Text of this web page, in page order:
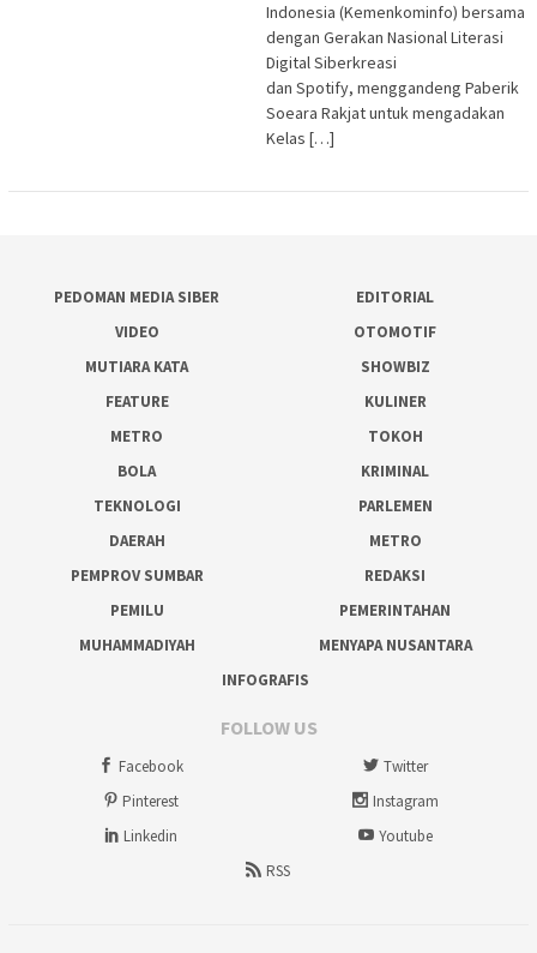
Indonesia (Kemenkominfo) bersama
dengan Gerakan Nasional Literasi
Digital Siberkreasi
dan Spotify, menggandeng Paberik
Soeara Rakjat untuk mengadakan
Kelas […]
PEDOMAN MEDIA SIBER
EDITORIAL
VIDEO
OTOMOTIF
MUTIARA KATA
SHOWBIZ
FEATURE
KULINER
METRO
TOKOH
BOLA
KRIMINAL
TEKNOLOGI
PARLEMEN
DAERAH
METRO
PEMPROV SUMBAR
REDAKSI
PEMILU
PEMERINTAHAN
MUHAMMADIYAH
MENYAPA NUSANTARA
INFOGRAFIS
FOLLOW US
Facebook
Twitter
Pinterest
Instagram
Linkedin
Youtube
RSS